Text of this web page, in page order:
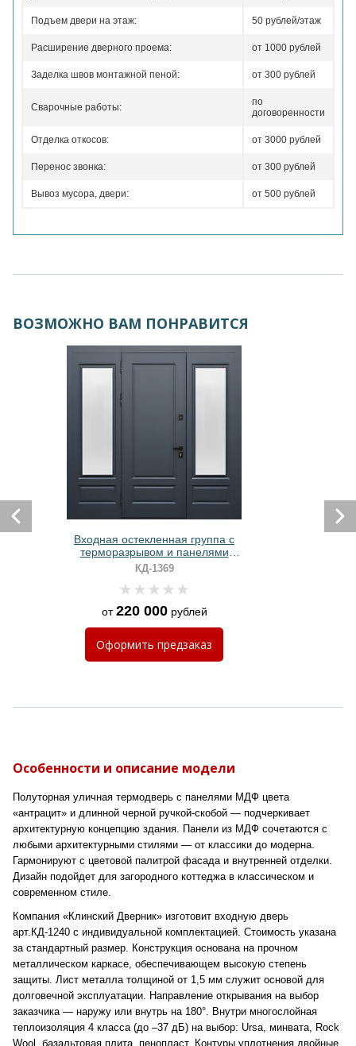
Подъем двери на этаж: 50 рублей/этаж
Расширение дверного проема: от 1000 рублей
Заделка швов монтажной пеной: от 300 рублей
Сварочные работы:
по
договоренности
Отделка откосов: от 3000 рублей
Перенос звонка: от 300 рублей
Вывоз мусора, двери: от 500 рублей
ВОЗМОЖНО ВАМ ПОНРАВИТСЯ
Входная остекленная группа с
терморазрывом и панелями
МДФ цвета антрацит
КД-1369
от220 000рублей
Оформить предзаказ
Особенности и описание модели
Полуторная уличная термодверь с панелями МДФ цвета
«антрацит» и длинной черной ручкой-скобой — подчеркивает
архитектурную концепцию здания. Панели из МДФ сочетаются с
любыми архитектурными стилями — от классики до модерна.
Гармонируют с цветовой палитрой фасада и внутренней отделки.
Дизайн подойдет для загородного коттеджа в классическом и
современном стиле.
Компания «Клинский Дверник» изготовит входную дверь
арт.КД-1240 с индивидуальной комплектацией. Стоимость указана
за стандартный размер. Конструкция основана на прочном
металлическом каркасе, обеспечивающем высокую степень
защиты. Лист металла толщиной от 1,5 мм служит основой для
долговечной эксплуатации. Направление открывания на выбор
заказчика — наружу или внутрь на 180°. Внутри многослойная
теплоизоляция 4 класса (до –37 дБ) на выбор: Ursa, минвата, Rock
Wool, базальтовая плита, пенопласт. Контуры уплотнения двойные